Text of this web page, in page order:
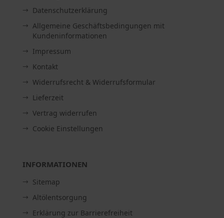
Datenschutzerklärung
Allgemeine Geschäftsbedingungen mit
Kundeninformationen
Impressum
Kontakt
Widerrufsrecht & Widerrufsformular
Lieferzeit
Vertrag widerrufen
Cookie Einstellungen
INFORMATIONEN
Sitemap
Altölentsorgung
Erklärung zur Barrierefreiheit